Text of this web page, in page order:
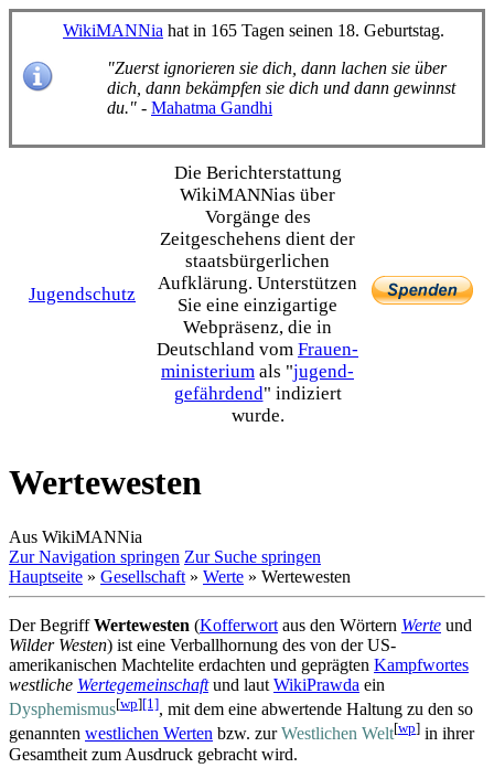
WikiMANNia hat in 165 Tagen seinen 18. Geburtstag.
"Zuerst ignorieren sie dich, dann lachen sie über
dich, dann bekämpfen sie dich und dann gewinnst
du." - Mahatma Gandhi
Jugendschutz
Die Bericht­erstattung
WikiMANNias über
Vorgänge des
Zeitgeschehens dient der
staats­bürgerlichen
Aufklärung. Unterstützen
Sie eine einzig­artige
Webpräsenz, die in
Deutschland vom Frauen­
ministerium als "jugend­
gefährdend" indiziert
wurde.
Wertewesten
Aus WikiMANNia
Zur Navigation springen Zur Suche springen
Hauptseite » Gesellschaft » Werte » Wertewesten
Der BegriffWertewesten (Kofferwort aus den Wörtern Werte und
Wilder Westen) ist eine Verballhornung des von der US-
amerikanischen Machtelite erdachten und geprägten Kampfwortes
westliche Wertegemeinschaftund laut WikiPrawda ein
Dysphemismus[wp][1], mit dem eine abwertende Haltung zu den so
genannten westlichen Werten bzw. zurWestlichen Welt[wp] in ihrer
Gesamtheit zum Ausdruck gebracht wird.